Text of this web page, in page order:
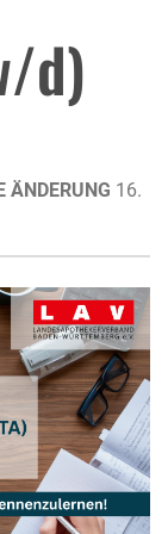
d)
ÄNDERUNG 16.